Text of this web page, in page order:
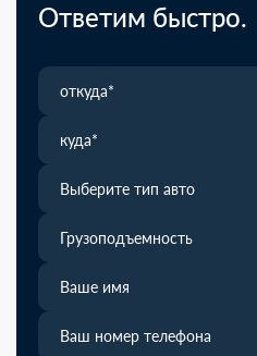
Ответим быстро.
Выберите тип авто
Грузоподъемность